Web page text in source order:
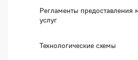
Регламенты предоставления
услуг
Технологические схемы